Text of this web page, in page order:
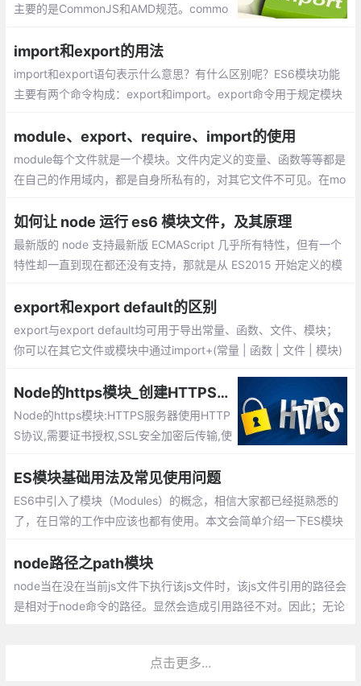
主要的是CommonJS和AMD规范。commo
dejs。AMD规范应用于浏览器，如requirej
s，为异步加载。
import和export的用法
import和export语句表示什么意思？有什么区别呢？ES6模块功能
主要有两个命令构成：export和import。export命令用于规定模块
module、export、require、import的使用
module每个文件就是一个模块。文件内定义的变量、函数等等都是
在自己的作用域内，都是自身所私有的，对其它文件不可见。在mo
外的输出值，是一个对象。
如何让 node 运行 es6 模块文件，及其原理
最新版的 node 支持最新版 ECMAScript 几乎所有特性，但有一个
特性却一直到现在都还没有支持，那就是从 ES2015 开始定义的模
的，包括 node 项目
export和export default的区别
export与export default均可用于导出常量、函数、文件、模块；
你可以在其它文件或模块中通过import+(常量 | 函数 | 文件 | 模块)
Node的https模块_创建HTTPS服务器
Node的https模块:HTTPS服务器使用HTTP
S协议,需要证书授权,SSL安全加密后传输,使
ES模块基础用法及常见使用问题
ES6中引入了模块（Modules）的概念，相信大家都已经挺熟悉的
了，在日常的工作中应该也都有使用。本文会简单介绍一下ES模块
node路径之path模块
node当在没在当前js文件下执行该js文件时，该js文件引用的路径会
是相对于node命令的路径。显然会造成引用路径不对。因此；无论
点击更多...